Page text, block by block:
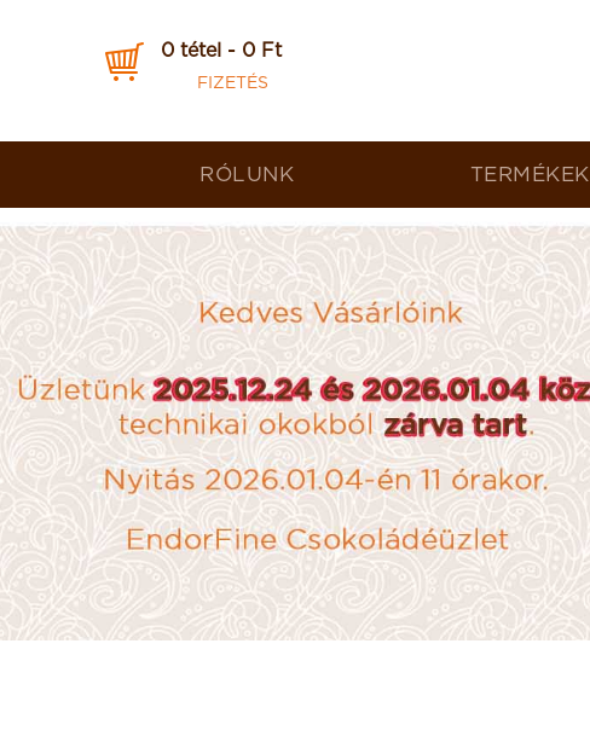
0 tétel - 0 Ft
FIZETÉS
RÓLUNK TERMÉKEK